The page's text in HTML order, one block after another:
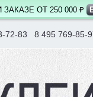
72-83
8 495 769-85-
ЗАКАЗЕ ОТ 250 000 ₽